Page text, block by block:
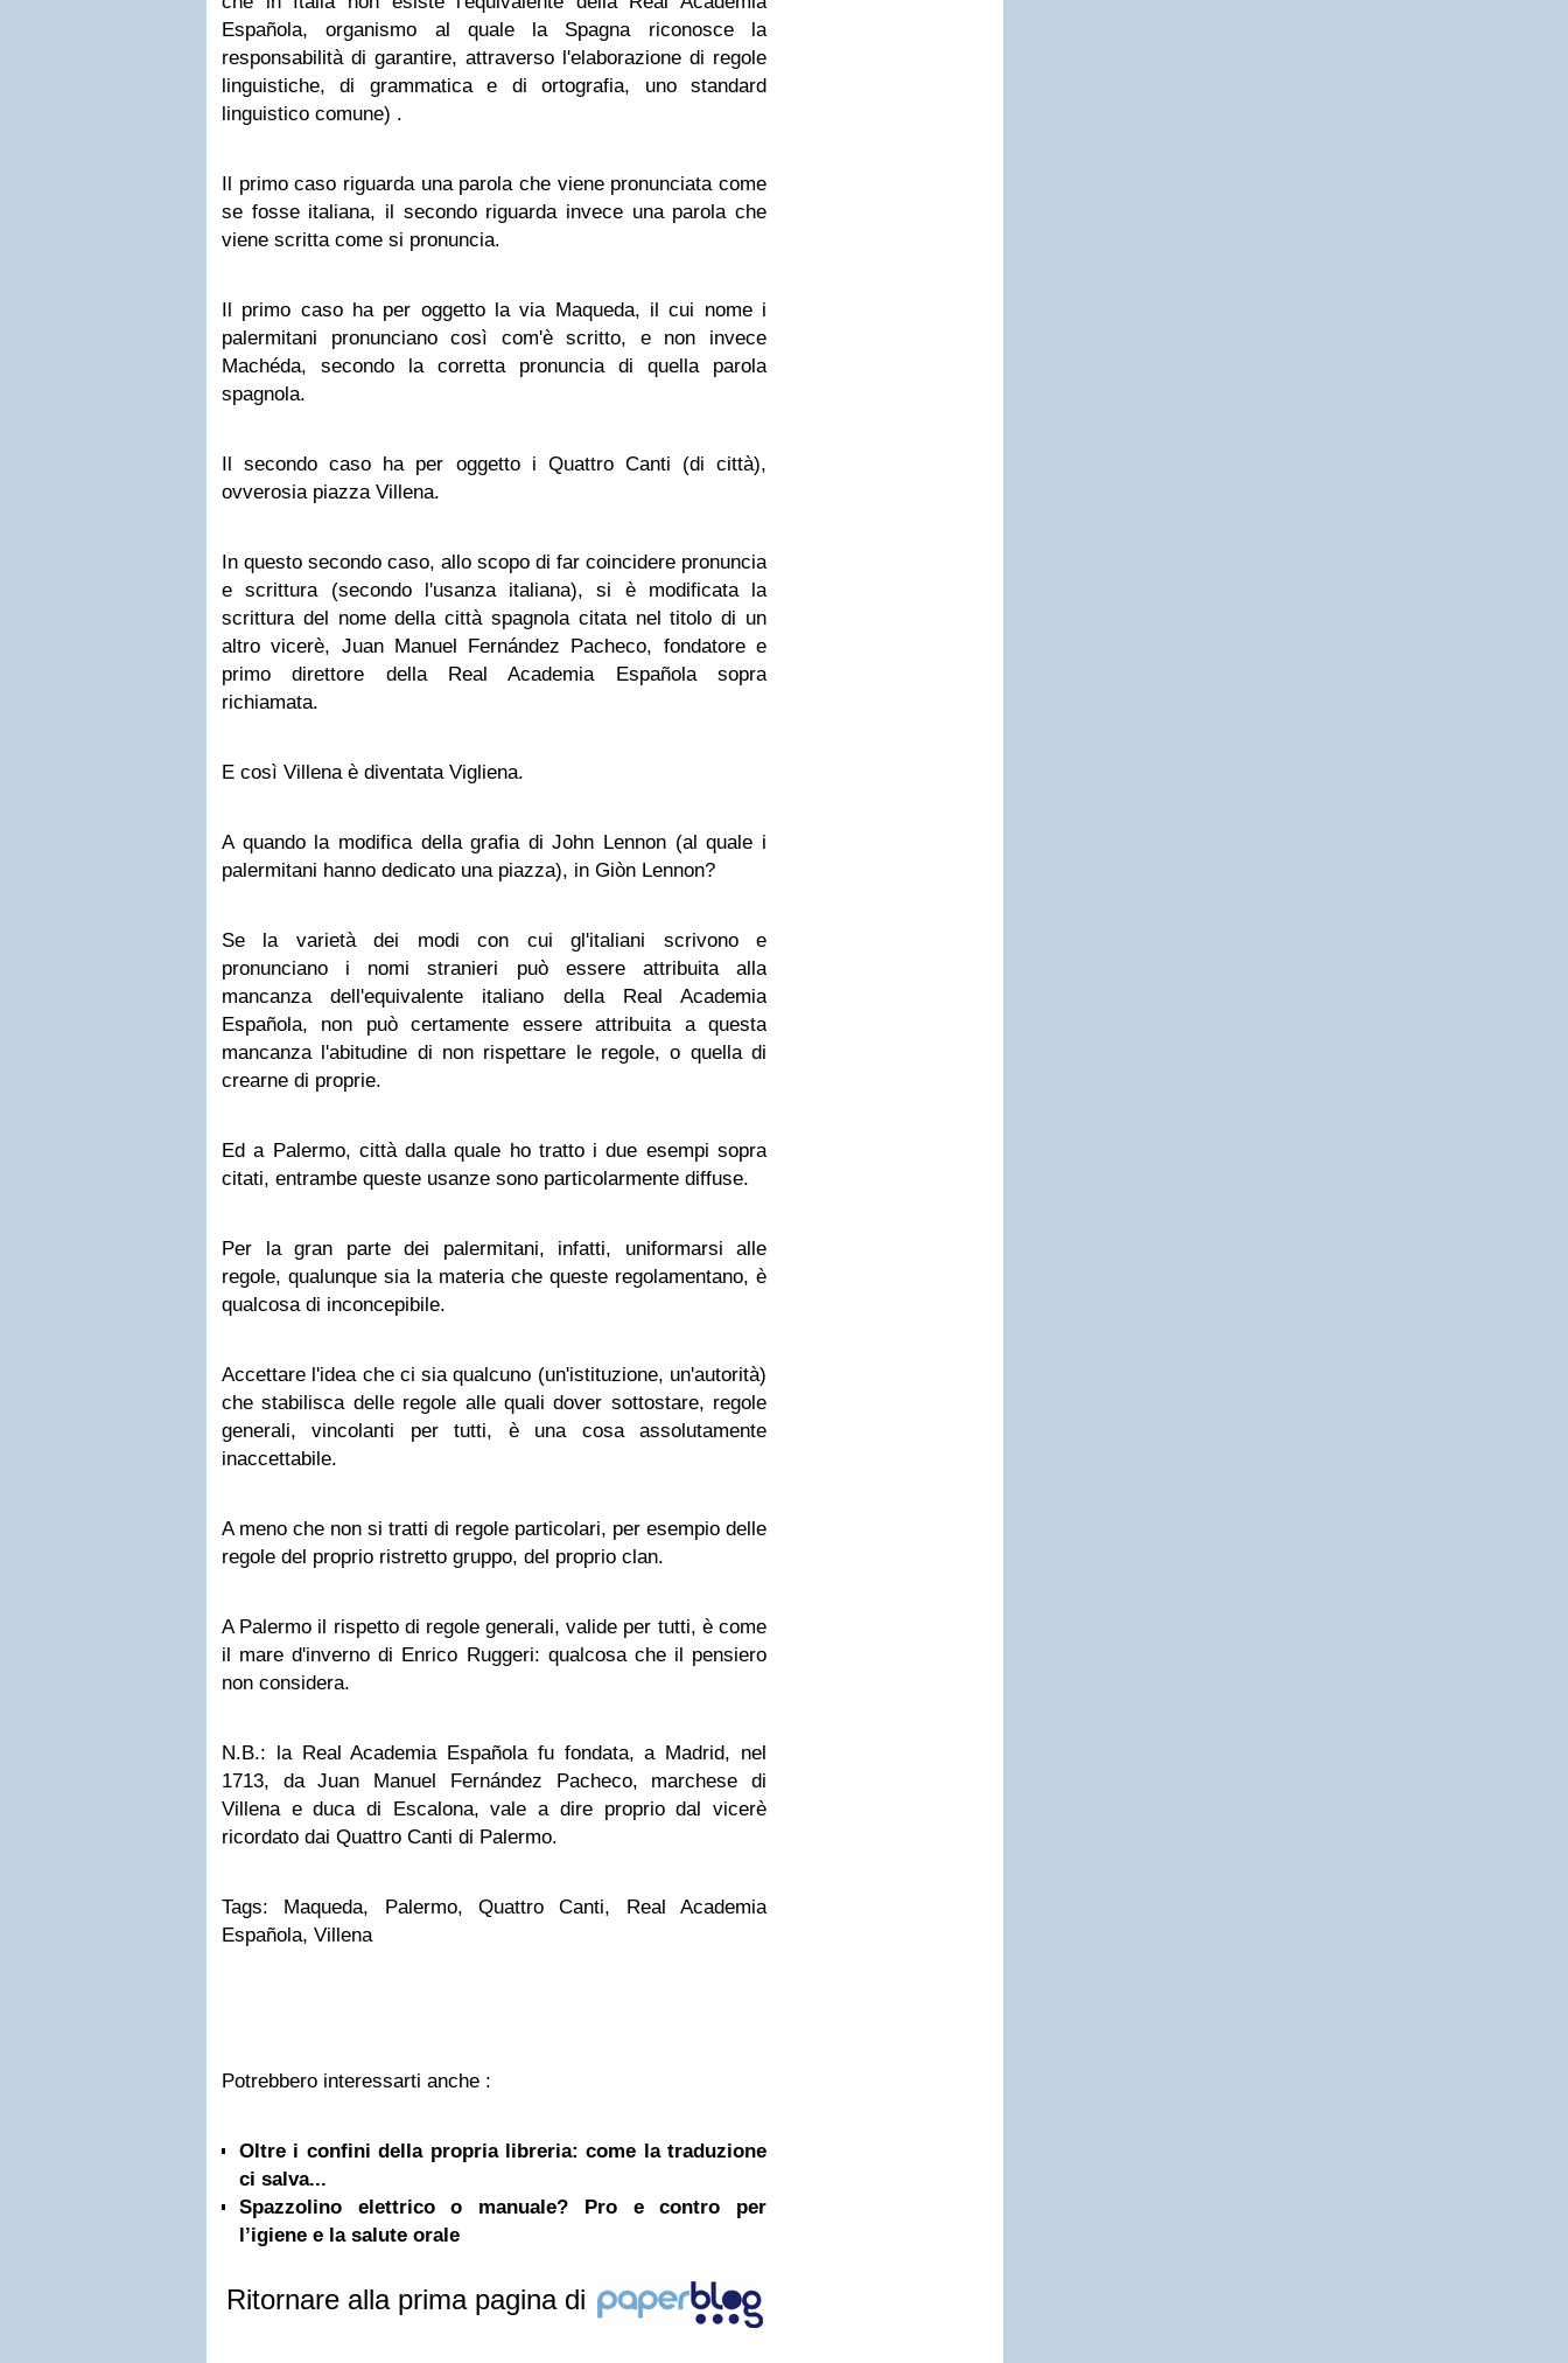
Española, organismo al quale la Spagna riconosce la
responsabilità di garantire, attraverso l'elaborazione di regole
linguistiche, di grammatica e di ortografia, uno standard
linguistico comune) .
Il primo caso riguarda una parola che viene pronunciata come
se fosse italiana, il secondo riguarda invece una parola che
viene scritta come si pronuncia.
Il primo caso ha per oggetto la via Maqueda, il cui nome i
palermitani pronunciano così com'è scritto, e non invece
Machéda, secondo la corretta pronuncia di quella parola
spagnola.
Il secondo caso ha per oggetto i Quattro Canti (di città),
ovverosia piazza Villena.
In questo secondo caso, allo scopo di far coincidere pronuncia
e scrittura (secondo l'usanza italiana), si è modificata la
scrittura del nome della città spagnola citata nel titolo di un
altro vicerè, Juan Manuel Fernández Pacheco, fondatore e
primo direttore della Real Academia Española sopra
richiamata.
E così Villena è diventata Vigliena.
A quando la modifica della grafia di John Lennon (al quale i
palermitani hanno dedicato una piazza), in Giòn Lennon?
Se la varietà dei modi con cui gl'italiani scrivono e
pronunciano i nomi stranieri può essere attribuita alla
mancanza dell'equivalente italiano della Real Academia
Española, non può certamente essere attribuita a questa
mancanza l'abitudine di non rispettare le regole, o quella di
crearne di proprie.
Ed a Palermo, città dalla quale ho tratto i due esempi sopra
citati, entrambe queste usanze sono particolarmente diffuse.
Per la gran parte dei palermitani, infatti, uniformarsi alle
regole, qualunque sia la materia che queste regolamentano, è
qualcosa di inconcepibile.
Accettare l'idea che ci sia qualcuno (un'istituzione, un'autorità)
che stabilisca delle regole alle quali dover sottostare, regole
generali, vincolanti per tutti, è una cosa assolutamente
inaccettabile.
A meno che non si tratti di regole particolari, per esempio delle
regole del proprio ristretto gruppo, del proprio clan.
A Palermo il rispetto di regole generali, valide per tutti, è come
il mare d'inverno di Enrico Ruggeri: qualcosa che il pensiero
non considera.
N.B.: la Real Academia Española fu fondata, a Madrid, nel
1713, da Juan Manuel Fernández Pacheco, marchese di
Villena e duca di Escalona, vale a dire proprio dal vicerè
ricordato dai Quattro Canti di Palermo.
Tags: Maqueda, Palermo, Quattro Canti, Real Academia
Española, Villena
Potrebbero interessarti anche :
Oltre i confini della propria libreria: come la traduzione
ci salva...
Spazzolino elettrico o manuale? Pro e contro per
l’igiene e la salute orale
Ritornare alla prima pagina di